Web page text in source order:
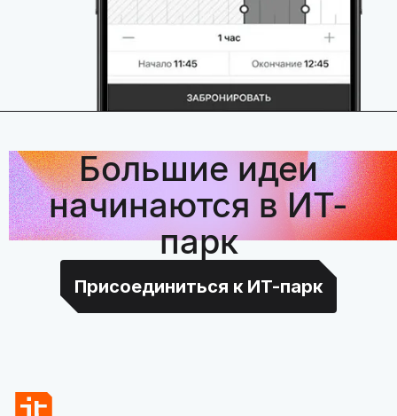
Большие идеи
начинаются в ИТ-
парк
Присоединиться к ИТ-парк